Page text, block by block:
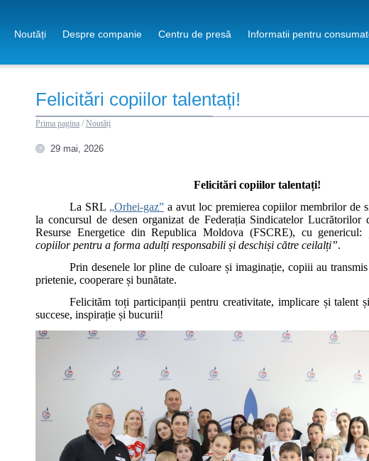
Noutăți Despre companie Centru de presă Informatii pentru
Felicitări copiilor talentați!
Prima pagina / Noutăți
29 mai, 2026
Felicitări copiilor talentați!
La SRL „Orhei-gaz”a avut loc premierea copiilor membrilor de
la concursul de desen organizat de Federația Sindicatelor
Resurse Energetice din Republica Moldova (FSCRE), cu genericul:
copiilor pentru a forma adulți responsabili și deschiși către ceilalți”.
Prin desenele lor pline de culoare și imaginație, copiii au transmis
prietenie, cooperare și bunătate.
Felicităm toți participanții pentru creativitate, implicare și talent
succese, inspirație și bucurii!